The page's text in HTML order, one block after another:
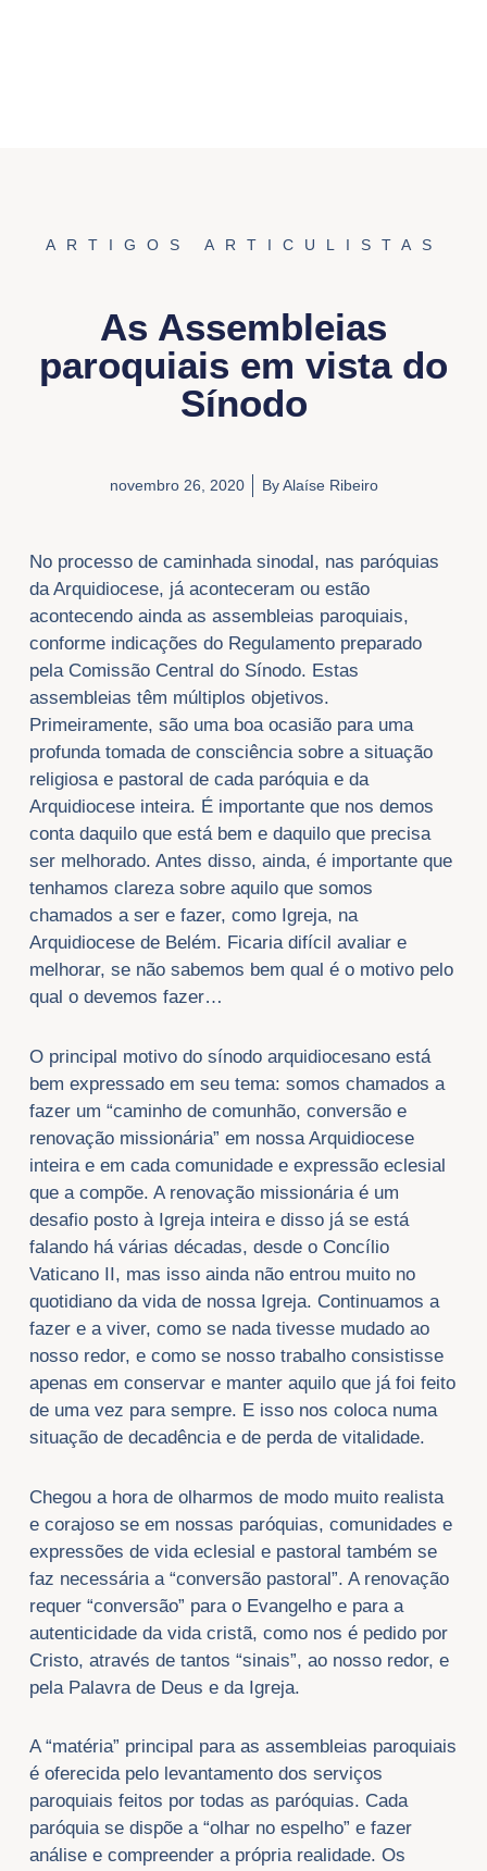
ARTIGOS ARTICULISTAS
As Assembleias
paroquiais em vista do
Sínodo
novembro 26, 2020 ByAlaíse Ribeiro
No processo de caminhada sinodal, nas paróquias
da Arquidiocese, já aconteceram ou estão
acontecendo ainda as assembleias paroquiais,
conforme indicações do Regulamento preparado
pela Comissão Central do Sínodo. Estas
assembleias têm múltiplos objetivos.
Primeiramente, são uma boa ocasião para uma
profunda tomada de consciência sobre a situação
religiosa e pastoral de cada paróquia e da
Arquidiocese inteira. É importante que nos demos
conta daquilo que está bem e daquilo que precisa
ser melhorado. Antes disso, ainda, é importante que
tenhamos clareza sobre aquilo que somos
chamados a ser e fazer, como Igreja, na
Arquidiocese de Belém. Ficaria difícil avaliar e
melhorar, se não sabemos bem qual é o motivo pelo
qual o devemos fazer…
O principal motivo do sínodo arquidiocesano está
bem expressado em seu tema: somos chamados a
fazer um “caminho de comunhão, conversão e
renovação missionária” em nossa Arquidiocese
inteira e em cada comunidade e expressão eclesial
que a compõe. A renovação missionária é um
desafio posto à Igreja inteira e disso já se está
falando há várias décadas, desde o Concílio
Vaticano II, mas isso ainda não entrou muito no
quotidiano da vida de nossa Igreja. Continuamos a
fazer e a viver, como se nada tivesse mudado ao
nosso redor, e como se nosso trabalho consistisse
apenas em conservar e manter aquilo que já foi feito
de uma vez para sempre. E isso nos coloca numa
situação de decadência e de perda de vitalidade.
Chegou a hora de olharmos de modo muito realista
e corajoso se em nossas paróquias, comunidades e
expressões de vida eclesial e pastoral também se
faz necessária a “conversão pastoral”. A renovação
requer “conversão” para o Evangelho e para a
autenticidade da vida cristã, como nos é pedido por
Cristo, através de tantos “sinais”, ao nosso redor, e
pela Palavra de Deus e da Igreja.
A “matéria” principal para as assembleias paroquiais
é oferecida pelo levantamento dos serviços
paroquiais feitos por todas as paróquias. Cada
paróquia se dispõe a “olhar no espelho” e fazer
análise e compreender a própria realidade. Os